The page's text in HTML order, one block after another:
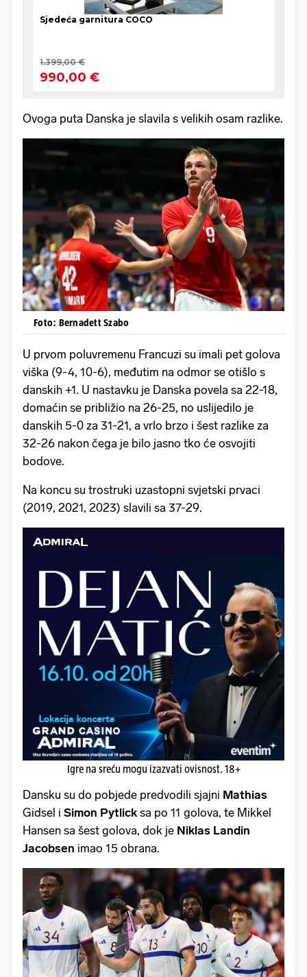
Ovoga puta Danska je slavila s velikih osam razlike.
Foto: Bernadett Szabo
U prvom poluvremenu Francuzi su imali pet golova
viška (9-4, 10-6), međutim na odmor se otišlo s
danskih +1. U nastavku je Danska povela sa 22-18,
domaćin se približio na 26-25, no uslijedilo je
danskih 5-0 za 31-21, a vrlo brzo i šest razlike za
32-26 nakon čega je bilo jasno tko će osvojiti
bodove.
Na koncu su trostruki uzastopni svjetski prvaci
(2019, 2021, 2023) slavili sa 37-29.
Igre na sreću mogu izazvati ovisnost. 18+
Dansku su do pobjede predvodili sjajni Mathias
Gidsel i Simon Pytlick sa po 11 golova, te Mikkel
Hansen sa šest golova, dok je Niklas Landin
Jacobsen imao 15 obrana.